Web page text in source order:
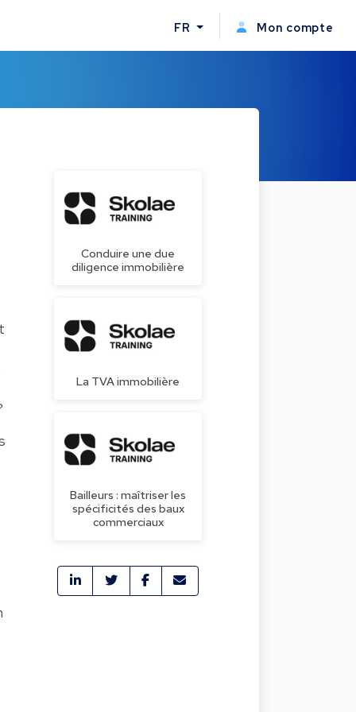
FR Mon compte
Conduire une due
diligence immobilière
La TVA immobilière
Bailleurs : maîtriser les
spécificités des baux
commerciaux